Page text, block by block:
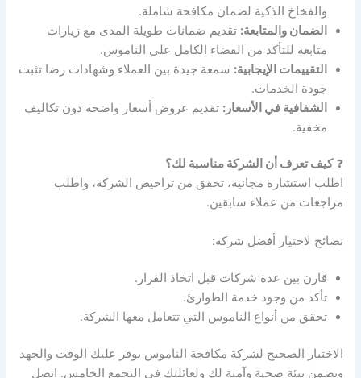
والفخاخ الذكية لضمان مكافحة شاملة.
الضمان والمتابعة: تقديم ضمانات طويلة المدى مع زيارات
متابعة للتأكد من القضاء الكامل على الناموس.
التقييمات الإيجابية: سمعة جيدة بين العملاء وشهادات رضا تثبت
جودة الخدمات.
الشفافية في الأسعار: تقديم عروض أسعار واضحة دون تكاليف
مخفية.
❓كيف تعرف أن الشركة مناسبة لك؟
اطلب استشارة مجانية، تحقق من تراخيص الشركة، واطلب
مراجعات من عملاء سابقين.
نصائح لاختيار أفضل شركة:
قارن بين عدة شركات قبل اتخاذ القرار.
تأكد من وجود خدمة الطوارئ.
تحقق من أنواع الناموس التي تتعامل معها الشركة.
الاختيار الصحيح لشركة مكافحة الناموس يوفر عليك الوقت والجهد
ويضمن بيئة صحية وآمنة لك ولعائلتك في التجمع الخامس. اتصل